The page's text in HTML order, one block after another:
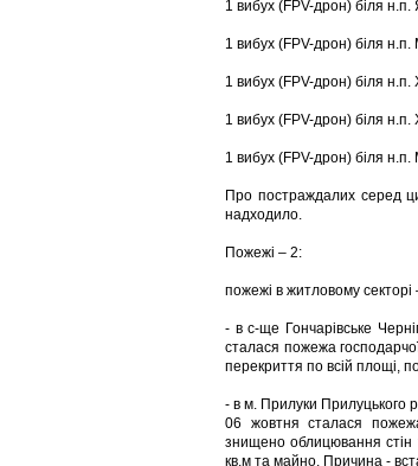
1 вибух (FPV-дрон) біля н.п.
1 вибух (FPV-дрон) біля н.п.
1 вибух (FPV-дрон) біля н.п.
1 вибух (FPV-дрон) біля н.п.
1 вибух (FPV-дрон) біля н.п.
Про постраждалих серед
надходило.
Пожежі – 2:
пожежі в житловому секторі
- в с-ще Гончарівське
сталася пожежа
перекриття по всій площі,
- в м. Прилуки Прилуцького
06 жовтня сталася пожежа
знищено облицювання стін
кв.м та майно. Причина -